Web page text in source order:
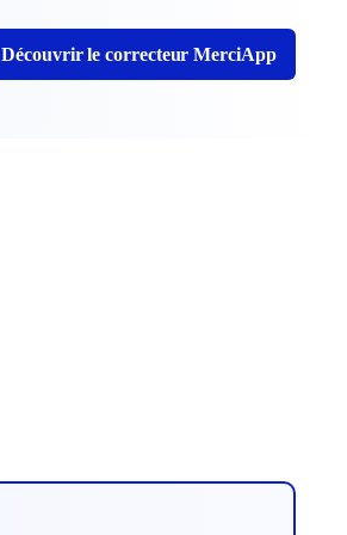
Découvrir le correcteur MerciApp